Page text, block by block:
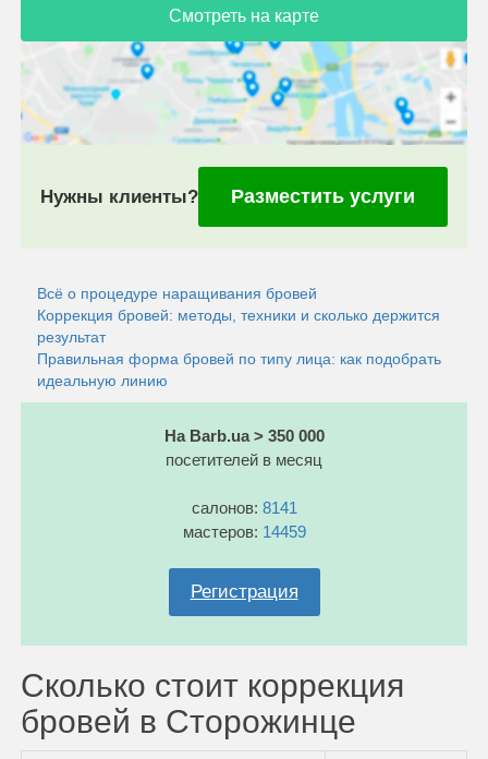
Смотреть на карте
Нужны клиенты? Разместить услуги
Всё о процедуре наращивания бровей
Коррекция бровей: методы, техники и сколько держится
результат
Правильная форма бровей по типу лица: как подобрать
идеальную линию
На Barb.ua > 350 000
посетителей в месяц
салонов: 8141
мастеров: 14459
Регистрация
Сколько стоит коррекция
бровей в Сторожинце